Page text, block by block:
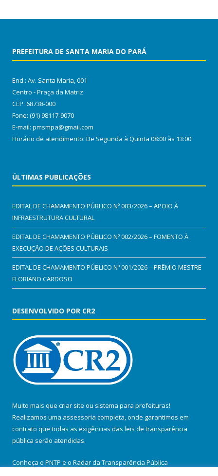
PREFEITURA DE SANTA MARIA DO PARÁ
End.: Av. Santa Maria, 001
Centro - Praça da Matriz
CEP: 68738-000
Fone: (91) 98117-9070
E-mail: pmsmpa@gmail.com
Horário de atendimento: De Segunda à Quinta 08:00 às 13:00
ÚLTIMAS PUBLICAÇÕES
EDITAL DE CHAMAMENTO PÚBLICO Nº 003/2026 – APOIO À
INFRAESTRUTURA CULTURAL
EDITAL DE CHAMAMENTO PÚBLICO Nº 002/2026 – FOMENTO À
EXECUÇÃO DE AÇÕES CULTURAIS
EDITAL DE CHAMAMENTO PÚBLICO Nº 001/2026 – PRÊMIO MESTRE
FLORIANO CARDOSO
DESENVOLVIDO POR CR2
Muito mais que criar site ou sistema para prefeituras!
Realizamos uma assessoria completa, onde garantimos em
contrato que todas as exigências das leis de transparência
pública serão atendidas.
Conheça o PNTP e o Radar da Transparência Pública